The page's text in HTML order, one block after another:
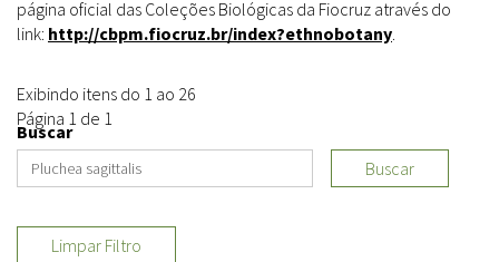
página oficial das Coleções Biológicas da Fiocruz através do
link: http://cbpm.fiocruz.br/index?ethnobotany.
Exibindo itens do 1 ao 26
Página 1 de 1
Buscar
Buscar
Limpar Filtro